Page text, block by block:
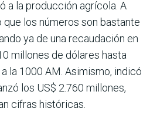
a la producción agrícola. A
los números son bastante
ya de una recaudación en
millones de dólares hasta
la 1000 AM. Asimismo, indicó
los US$ 2.760 millones,
cifras históricas.